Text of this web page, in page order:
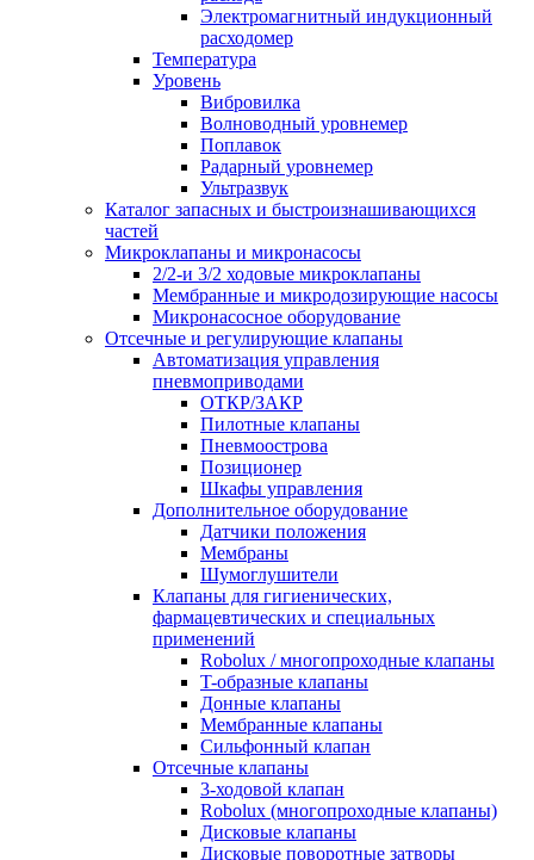
Электромагнитный индукционный
расходомер
Температура
Уровень
Вибровилка
Волноводный уровнемер
Поплавок
Радарный уровнемер
Ультразвук
Каталог запасных и быстроизнашивающихся
частей
Микроклапаны и микронасосы
2/2-и 3/2 ходовые микроклапаны
Мембранные и микродозирующие насосы
Микронасосное оборудование
Отсечные и регулирующие клапаны
Автоматизация управления
пневмоприводами
ОТКР/ЗАКР
Пилотные клапаны
Пневмоострова
Позиционер
Шкафы управления
Дополнительное оборудование
Датчики положения
Мембраны
Шумоглушители
Клапаны для гигиенических,
фармацевтических и специальных
применений
Robolux / многопроходные клапаны
T-образные клапаны
Донные клапаны
Мембранные клапаны
Сильфонный клапан
Отсечные клапаны
3-ходовой клапан
Robolux (многопроходные клапаны)
Дисковые клапаны
Дисковые поворотные затворы